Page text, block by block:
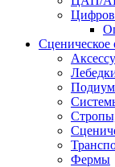
Сценическое
Фермы